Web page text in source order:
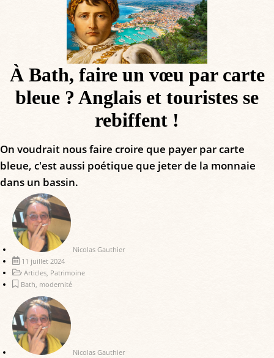
À Bath, faire un vœu par carte
bleue ? Anglais et touristes se
rebiffent !
On voudrait nous faire croire que payer par carte
bleue, c'est aussi poétique que jeter de la monnaie
dans un bassin.
Nicolas Gauthier
11 juillet 2024
Articles, Patrimoine
Bath, modernité
Nicolas Gauthier